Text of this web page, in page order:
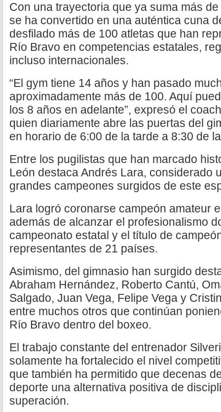
Con una trayectoria que ya suma más
se ha convertido en una auténtica cuna
desfilado más de 100 atletas que han
Río Bravo en competencias estatales,
incluso internacionales.
“El gym tiene 14 años y han pasado
aproximadamente más de 100. Aquí
los 8 años en adelante”, expresó el
quien diariamente abre las puertas del
en horario de 6:00 de la tarde a 8:30 de
Entre los pugilistas que han marcado
León destaca Andrés Lara, considerado
grandes campeones surgidos de este
Lara logró coronarse campeón amateur
además de alcanzar el profesionalismo
campeonato estatal y el título de
representantes de 21 países.
Asimismo, del gimnasio han surgido
Abraham Hernández, Roberto Cantú,
Salgado, Juan Vega, Felipe Vega y
entre muchos otros que continúan
Río Bravo dentro del boxeo.
El trabajo constante del entrenador
solamente ha fortalecido el nivel
que también ha permitido que decenas
deporte una alternativa positiva de
superación.